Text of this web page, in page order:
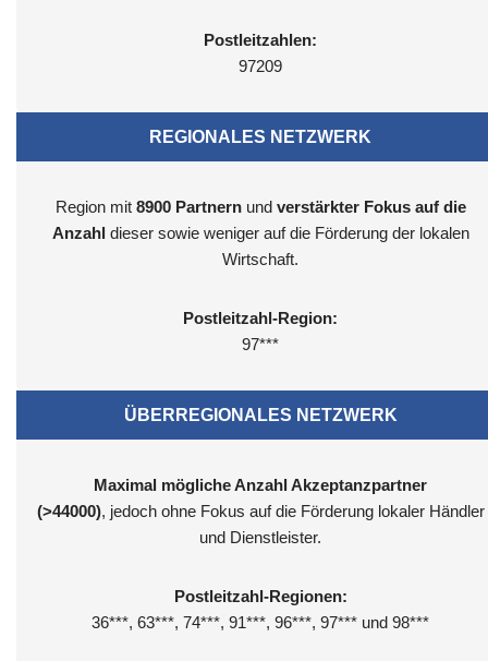
Postleitzahlen:
97209
REGIONALES NETZWERK
Region mit 8900 Partnernund verstärkter Fokus auf die
Anzahl dieser sowie weniger auf die Förderung der lokalen
Wirtschaft.
Postleitzahl-Region:
97***
ÜBERREGIONALES NETZWERK
Maximal mögliche Anzahl Akzeptanzpartner
(>44000), jedoch ohne Fokus auf die Förderung lokaler Händler
und Dienstleister.
Postleitzahl-Regionen:
36***, 63***, 74***, 91***, 96***, 97*** und 98***